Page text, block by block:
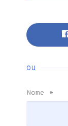
ou
Nome *